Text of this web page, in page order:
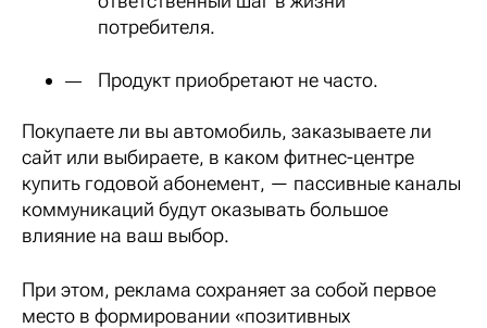
потребителя.
Продукт приобретают не часто.
Покупаете ли вы автомобиль, заказываете ли
сайт или выбираете, в каком фитнес-центре
купить годовой абонемент, — пассивные каналы
коммуникаций будут оказывать большое
влияние на ваш выбор.
При этом, реклама сохраняет за собой первое
место в формировании «позитивных